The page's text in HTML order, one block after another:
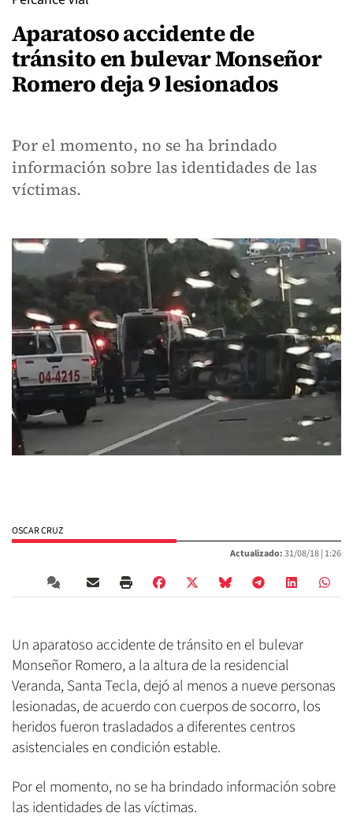
Aparatoso accidente de
tránsito en bulevar Monseñor
Romero deja 9 lesionados
Por el momento, no se ha brindado
información sobre las identidades de las
víctimas.
OSCAR CRUZ
Actualizado:31/08/18 | 1:26
Un aparatoso accidente de tránsito en el bulevar
Monseñor Romero, a la altura de la residencial
Veranda, Santa Tecla, dejó al menos a nueve personas
lesionadas, de acuerdo con cuerpos de socorro, los
heridos fueron trasladados a diferentes centros
asistenciales en condición estable.
Por el momento, no se ha brindado información sobre
las identidades de las víctimas.